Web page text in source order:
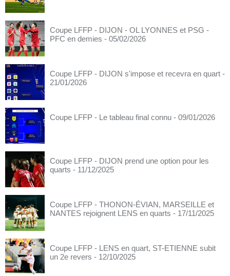
Coupe LFFP - DIJON - OL LYONNES et PSG -
PFC en demies - 05/02/2026
Coupe LFFP - DIJON s'impose et recevra en quart -
21/01/2026
Coupe LFFP - Le tableau final connu - 09/01/2026
Coupe LFFP - DIJON prend une option pour les
quarts - 11/12/2025
Coupe LFFP - THONON-ÉVIAN, MARSEILLE et
NANTES rejoignent LENS en quarts - 17/11/2025
Coupe LFFP - LENS en quart, ST-ETIENNE subit
un 2e revers - 12/10/2025